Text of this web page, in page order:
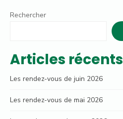
l’article
Rechercher
Articles récents
Les rendez-vous de juin 2026
Les rendez-vous de mai 2026